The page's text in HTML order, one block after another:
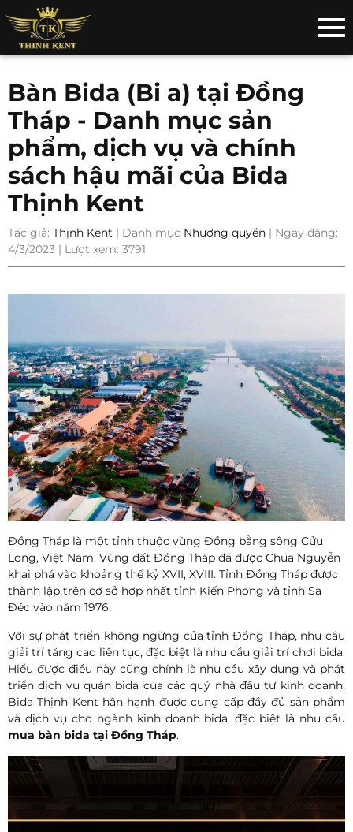
Bàn Bida (Bi a) tại Đồng
Tháp - Danh mục sản
phẩm, dịch vụ và chính
sách hậu mãi của Bida
Thịnh Kent
Tác giả: Thịnh Kent | Danh mục Nhượng quyền | Ngày đăng:
4/3/2023 | Lượt xem: 3791
Đồng Tháp là một tỉnh thuộc vùng Đồng bằng sông Cửu
Long, Việt Nam. Vùng đất Đồng Tháp đã được Chúa Nguyễn
khai phá vào khoảng thế kỷ XVII, XVIII. Tỉnh Đồng Tháp được
thành lập trên cơ sở hợp nhất tỉnh Kiến Phong và tỉnh Sa
Đéc vào năm 1976.
Với sự phát triển không ngừng của tỉnhĐồng Tháp, nhu cầu
giải trí tăng cao liên tục, đặc biệt là nhu cầu giải trí chơi bida.
Hiểu được điều này cũng chính là nhu cầu xây dựng và phát
triển dịch vụ quán bida của các quý nhà đầu tư kinh doanh,
Bida Thịnh Kent hân hạnh được cung cấp đầy đủ sản phẩm
và dịch vụ cho ngành kinh doanh bida, đặc biệt là nhu cầu
mua bàn bida tại Đồng Tháp.